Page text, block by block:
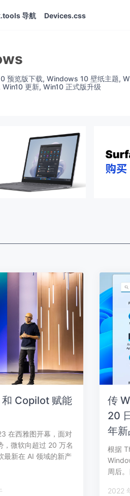
导航 Devices.css
览版下载, Windows 10 壁纸主题,
更新, Win10 正式版升级
Copilot 赋能
在西雅图开幕，面对
，微软向超过 20 万名
最新在 AI 领域的新产
传
20
年新
根据
周后